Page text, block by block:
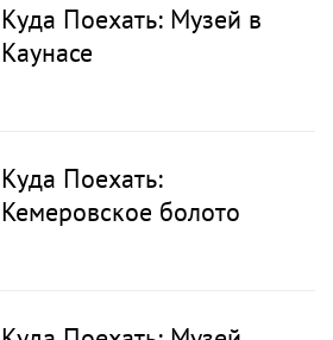
Куда Поехать: Музей в
Каунасе
Куда Поехать:
Кемеровское болото